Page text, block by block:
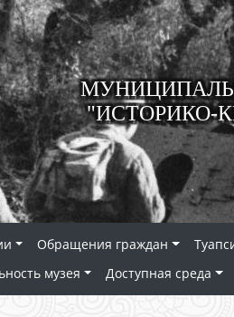
"ИСТОРИКО-
Обращения граждан
музея Доступная среда